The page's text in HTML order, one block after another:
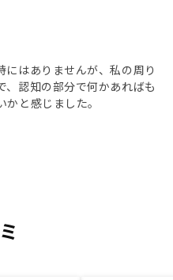
はありませんが、私の周り
、認知の部分で何かあればも
と感じました。